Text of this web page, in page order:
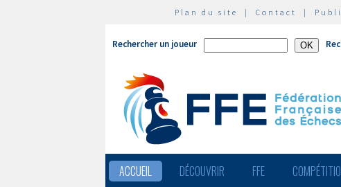
Plan du site | Contact |
Rechercher un joueur
ACCUEIL DÉCOUVRIR FFE